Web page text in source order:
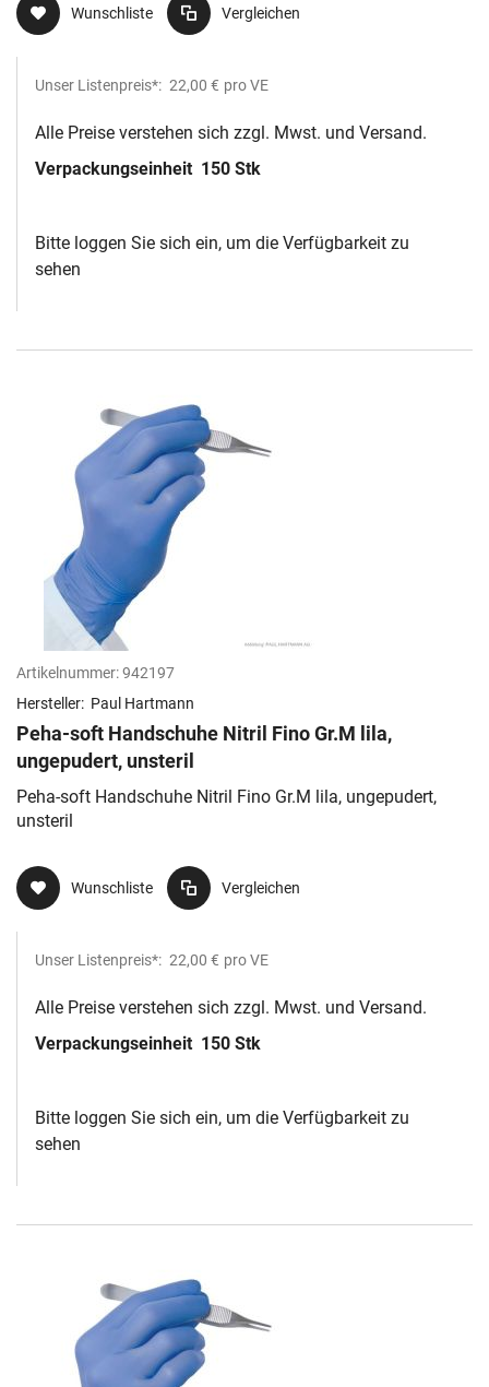
Wunschliste Vergleichen
Unser Listenpreis*: 22,00 € pro VE
Alle Preise verstehen sich zzgl. Mwst. und Versand.
Verpackungseinheit 150 Stk
Bitte loggen Sie sich ein, um die Verfügbarkeit zu
sehen
Artikelnummer:942197
Hersteller: Paul Hartmann
Peha-soft Handschuhe Nitril Fino Gr.M lila,
ungepudert, unsteril
Peha-soft Handschuhe Nitril Fino Gr.M lila, ungepudert,
unsteril
Wunschliste Vergleichen
Unser Listenpreis*: 22,00 € pro VE
Alle Preise verstehen sich zzgl. Mwst. und Versand.
Verpackungseinheit 150 Stk
Bitte loggen Sie sich ein, um die Verfügbarkeit zu
sehen